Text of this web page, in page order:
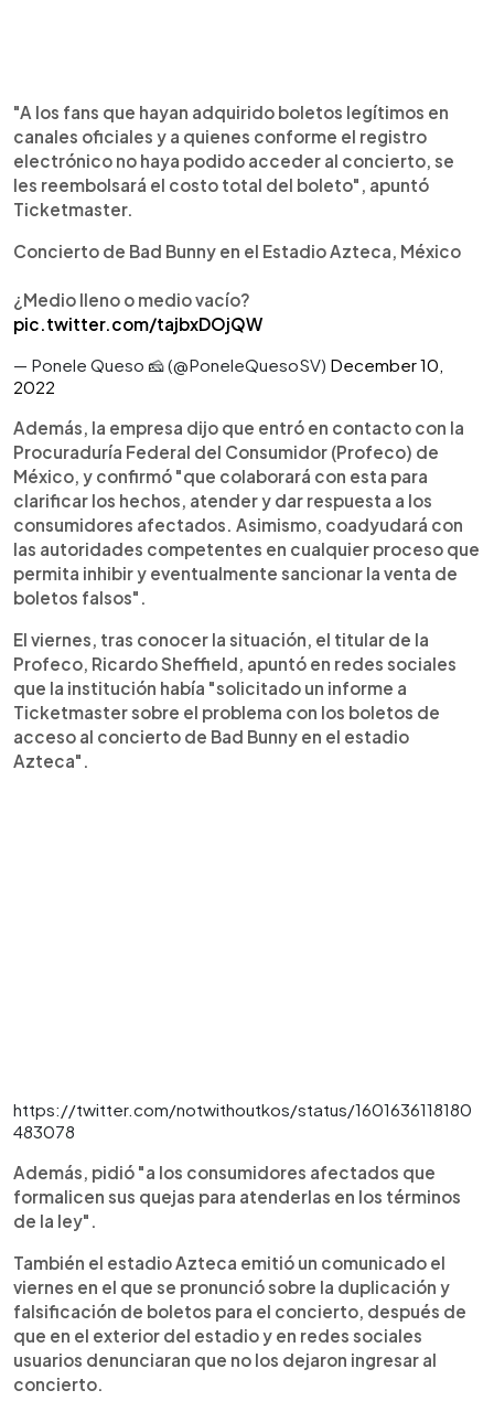
"A los fans que hayan adquirido boletos legítimos en
canales oficiales y a quienes conforme el registro
electrónico no haya podido acceder al concierto, se
les reembolsará el costo total del boleto", apuntó
Ticketmaster.
Concierto de Bad Bunny en el Estadio Azteca, México
¿Medio lleno o medio vacío?
pic.twitter.com/tajbxDOjQW
— Ponele Queso 🧀 (@PoneleQuesoSV) December 10,
2022
Además, la empresa dijo que entró en contacto con la
Procuraduría Federal del Consumidor (Profeco) de
México, y confirmó "que colaborará con esta para
clarificar los hechos, atender y dar respuesta a los
consumidores afectados. Asimismo, coadyudará con
las autoridades competentes en cualquier proceso que
permita inhibir y eventualmente sancionar la venta de
boletos falsos".
El viernes, tras conocer la situación, el titular de la
Profeco, Ricardo Sheffield, apuntó en redes sociales
que la institución había "solicitado un informe a
Ticketmaster sobre el problema con los boletos de
acceso al concierto de Bad Bunny en el estadio
Azteca".
https://twitter.com/notwithoutkos/status/1601636118180
483078
Además, pidió "a los consumidores afectados que
formalicen sus quejas para atenderlas en los términos
de la ley".
También el estadio Azteca emitió un comunicado el
viernes en el que se pronunció sobre la duplicación y
falsificación de boletos para el concierto, después de
que en el exterior del estadio y en redes sociales
usuarios denunciaran que no los dejaron ingresar al
concierto.